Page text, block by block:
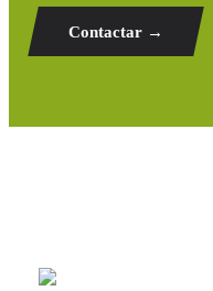
Contactar →